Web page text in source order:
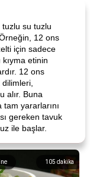
su tuzlu
12 ons
için sadece
etinin
12 ons
alır. Buna
yararlarını
gereken tavuk
ile başlar.
105 dakika